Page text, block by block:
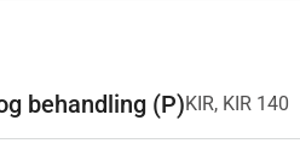
behandling (P)KIR, KIR 140